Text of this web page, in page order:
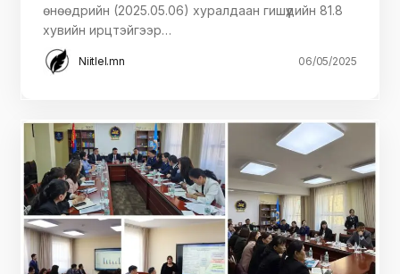
өнөөдрийн (2025.05.06) хуралдаан гишүүдийн 81.8
хувийн ирцтэйгээр…
Niitlel.mn 06/05/2025